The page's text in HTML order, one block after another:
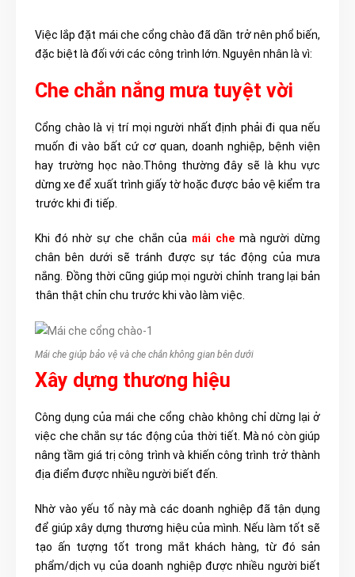
Việc lắp đặt mái che cổng chào đã dần trở nên phổ biến,
đặc biệt là đối với các công trình lớn. Nguyên nhân là vì:
Che chắn nắng mưa tuyệt vời
Cổng chào là vị trí mọi người nhất định phải đi qua nếu
muốn đi vào bất cứ cơ quan, doanh nghiệp, bệnh viện
hay trường học nào.Thông thường đây sẽ là khu vực
dừng xe để xuất trình giấy tờ hoặc được bảo vệ kiểm tra
trước khi đi tiếp.
Khi đó nhờ sự che chắn của mái chemà người dừng
chân bên dưới sẽ tránh được sự tác động của mưa
nắng. Đồng thời cũng giúp mọi người chỉnh trang lại bản
thân thật chỉn chu trước khi vào làm việc.
Mái che giúp bảo vệ và che chắn không gian bên dưới
Xây dựng thương hiệu
Công dụng của mái che cổng chào không chỉ dừng lại ở
việc che chắn sự tác động của thời tiết. Mà nó còn giúp
nâng tầm giá trị công trình và khiến công trình trở thành
địa điểm được nhiều người biết đến.
Nhờ vào yếu tố này mà các doanh nghiệp đã tận dụng
để giúp xây dựng thương hiệu của mình. Nếu làm tốt sẽ
tạo ấn tượng tốt trong mắt khách hàng, từ đó sản
phẩm/dịch vụ của doanh nghiệp được nhiều người biết